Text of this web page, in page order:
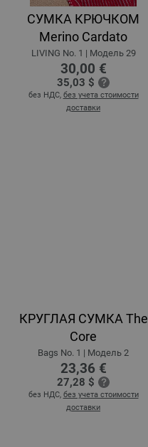
СУМКА КРЮЧКОМ
Merino Cardato
LIVING No. 1 | Модель 29
30,00 €
35,03 $
без НДС, без учета стоимости
доставки
КРУГЛАЯ СУМКА The
Core
Bags No. 1 | Модель 2
23,36 €
27,28 $
без НДС, без учета стоимости
доставки